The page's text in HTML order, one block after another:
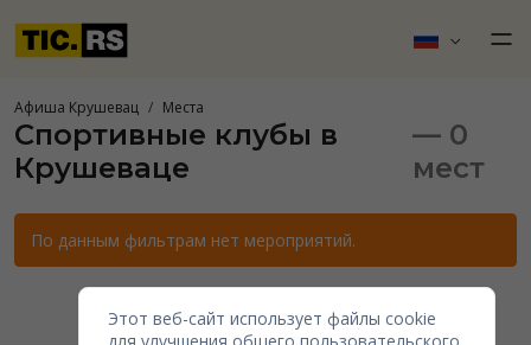
Афиша Крушевац Места
Спортивные клубы в
Крушеваце
— 0
мест
По данным фильтрам нет мероприятий.
Этот веб-сайт использует файлы cookie